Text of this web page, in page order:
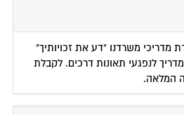
מדריכי משרדנו "דע את זכויותיך"
לנפגעי תאונות דרכים. לקבלת
המלאה.